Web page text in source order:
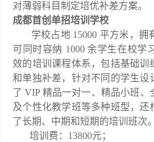
对薄弱科目制定培优补差方案。
成都首创单招培训学校
学校占地 15000 平方米，拥
可同时容纳 1000 余学生在校学
效的培训课程体系，包括基础训
和单独补差，针对不同的学生设
了 VIP 精品一对一、精品小班、
及个性化教学班等多种班型，
了长期、中期和短期的培训班次。
培训费：13800元；